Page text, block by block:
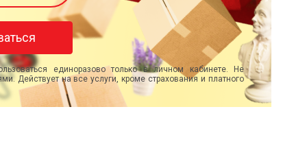
единоразово только в личном кабинете. Не
Действует на все услуги, кроме страхования и платного